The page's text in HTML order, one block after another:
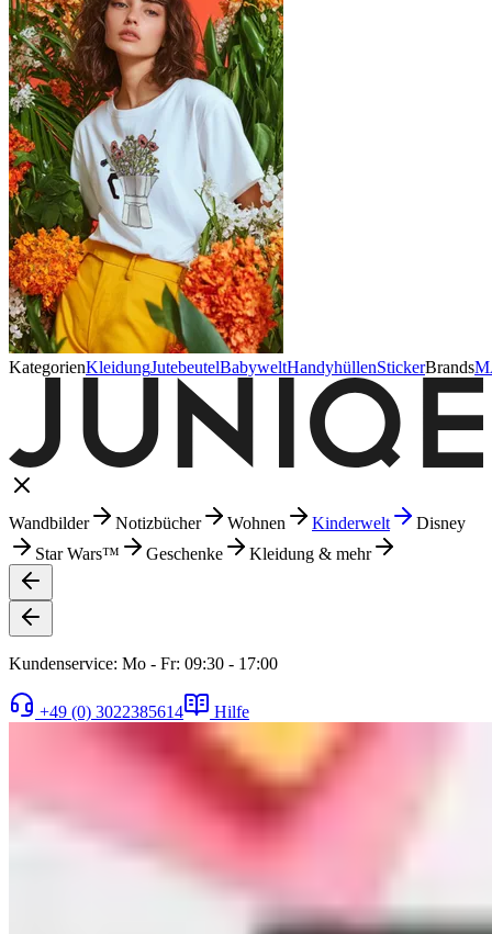
KategorienKleidungJutebeutelBabyweltHandyhüllenStickerBrands
Wandbilder Notizbücher Wohnen Kinderwelt
Disney
Star Wars™
Geschenke Kleidung & mehr
Kundenservice: Mo - Fr: 09:30 - 17:00
+49 (0) 3022385614 Hilfe